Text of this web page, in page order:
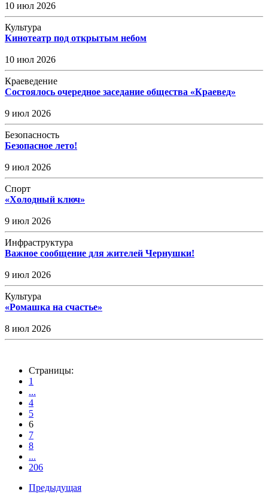
10 июл 2026
Культура
Кинотеатр под открытым небом
10 июл 2026
Краеведение
Состоялось очередное заседание общества «Краевед»
9 июл 2026
Безопасность
Безопасное лето!
9 июл 2026
Спорт
«Холодный ключ»
9 июл 2026
Инфраструктура
Важное сообщение для жителей Чернушки!
9 июл 2026
Культура
«Ромашка на счастье»
8 июл 2026
Страницы:
1
...
4
5
6
7
8
...
206
Предыдущая